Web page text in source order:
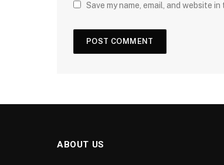
Save my name, email, and website
ABOUT US